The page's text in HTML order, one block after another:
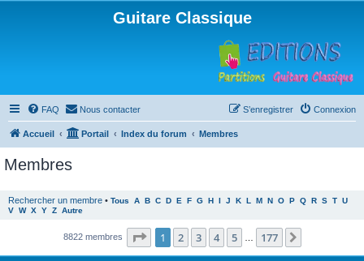
Guitare Classique
FAQ Nous contacter Connexion
S’enregistrer
Accueil Portail Index du forum Membres
Membres
Rechercher un membre • Tous A B C D E F G H I J K L M N O P Q R S T U
V W X Y Z Autre
8822 membres Page 1sur177
1 2 3 4 5 177